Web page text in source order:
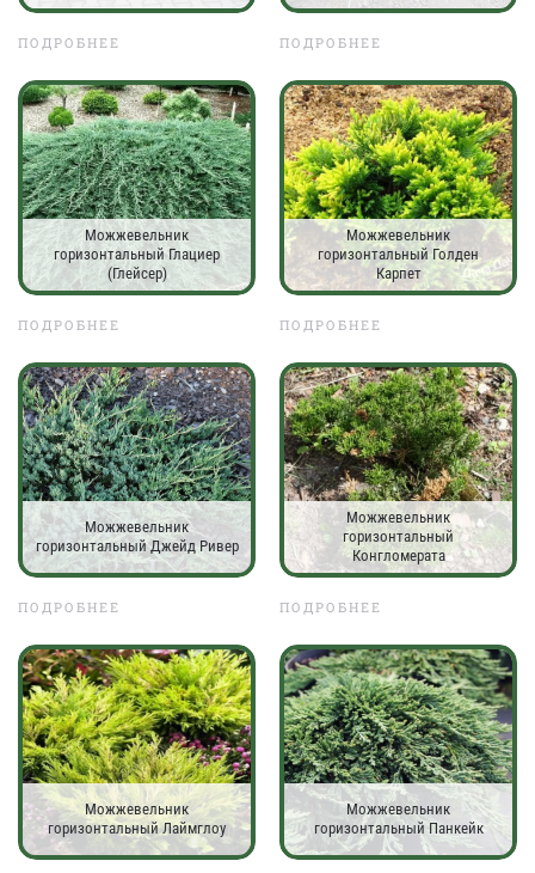
ПОДРОБНЕЕ ПОДРОБНЕЕ
Можжевельник
горизонтальный Глациер
(Глейсер)
ПОДРОБНЕЕ
Можжевельник
горизонтальный Голден
Карпет
ПОДРОБНЕЕ
Можжевельник
горизонтальный Джейд Ривер
ПОДРОБНЕЕ
Можжевельник
горизонтальный
Конгломерата
ПОДРОБНЕЕ
Можжевельник
горизонтальный Лаймглоу
Можжевельник
горизонтальный Панкейк